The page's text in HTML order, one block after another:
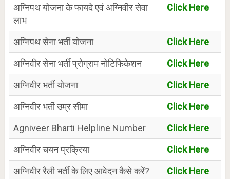
अग्निपथ योजना के फायदे एवं अग्निवीर सेवा
लाभ
Click Here
अग्निपथ सेना भर्ती योजना
Click Here
अग्निवीर सेना भर्ती प्रोग्राम नोटिफिकेशन
Click Here
अग्निवीर भर्ती योजना
Click Here
अग्निवीर भर्ती उम्र सीमा
Click Here
Agniveer Bharti Helpline Number
Click Here
अग्निवीर चयन प्रक्रिया
Click Here
अग्निवीर रैली भर्ती के लिए आवेदन कैसे करें?
Click Here